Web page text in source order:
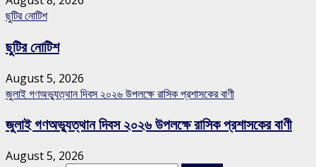
ছুটির নোটিশ
ছুটির নোটিশ
August 5, 2026
জুলাই গণঅভ্যুত্থান দিবস ২০২৬ উপলক্ষে রাসিক প্রশাসকের বাণী
জুলাই গণঅভ্যুত্থান দিবস ২০২৬ উপলক্ষে রাসিক প্রশাসকের বাণী
August 5, 2026